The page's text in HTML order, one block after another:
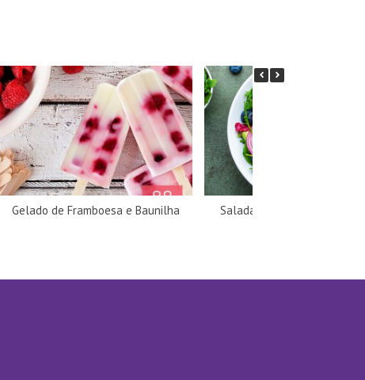
Gelado de Framboesa e Baunilha
Salada de frango com